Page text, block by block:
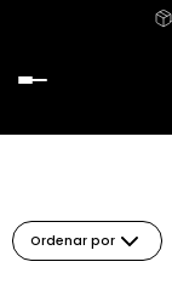
Ordenar por